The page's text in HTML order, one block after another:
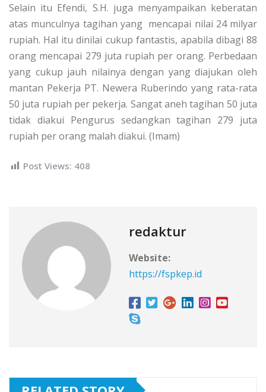
Selain itu Efendi, S.H. juga menyampaikan keberatan
atas munculnya tagihan yang mencapai nilai 24 milyar
rupiah. Hal itu dinilai cukup fantastis, apabila dibagi 88
orang mencapai 279 juta rupiah per orang. Perbedaan
yang cukup jauh nilainya dengan yang diajukan oleh
mantan Pekerja PT. Newera Ruberindo yang rata-rata
50 juta rupiah per pekerja. Sangat aneh tagihan 50 juta
tidak diakui Pengurus sedangkan tagihan 279 juta
rupiah per orang malah diakui. (Imam)
Post Views: 408
redaktur
Website:
https://fspkep.id